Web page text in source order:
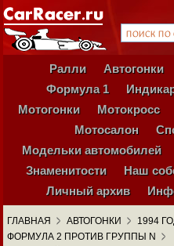
Ралли Автогонки
Формула 1
Мотогонки
Мотокросс
Мотосалон
Модельки автомобилей
Знаменитости
Наш
Личный архив
ГЛАВНАЯ АВТОГОНКИ
1994
ФОРМУЛА 2 ПРОТИВ ГРУППЫ N